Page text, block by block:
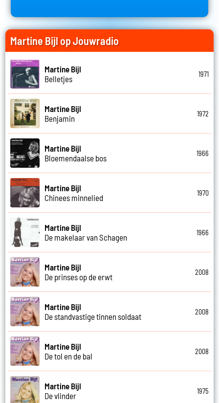
Martine Bijl op Jouwradio
Martine Bijl
Belletjes
1971
Martine Bijl
Benjamin
1972
Martine Bijl
Bloemendaalse bos
1966
Martine Bijl
Chinees minnelied
1970
Martine Bijl
De makelaar van Schagen
1966
Martine Bijl
De prinses op de erwt
2008
Martine Bijl
De standvastige tinnen soldaat
2008
Martine Bijl
De tol en de bal
2008
Martine Bijl
De vlinder
1975